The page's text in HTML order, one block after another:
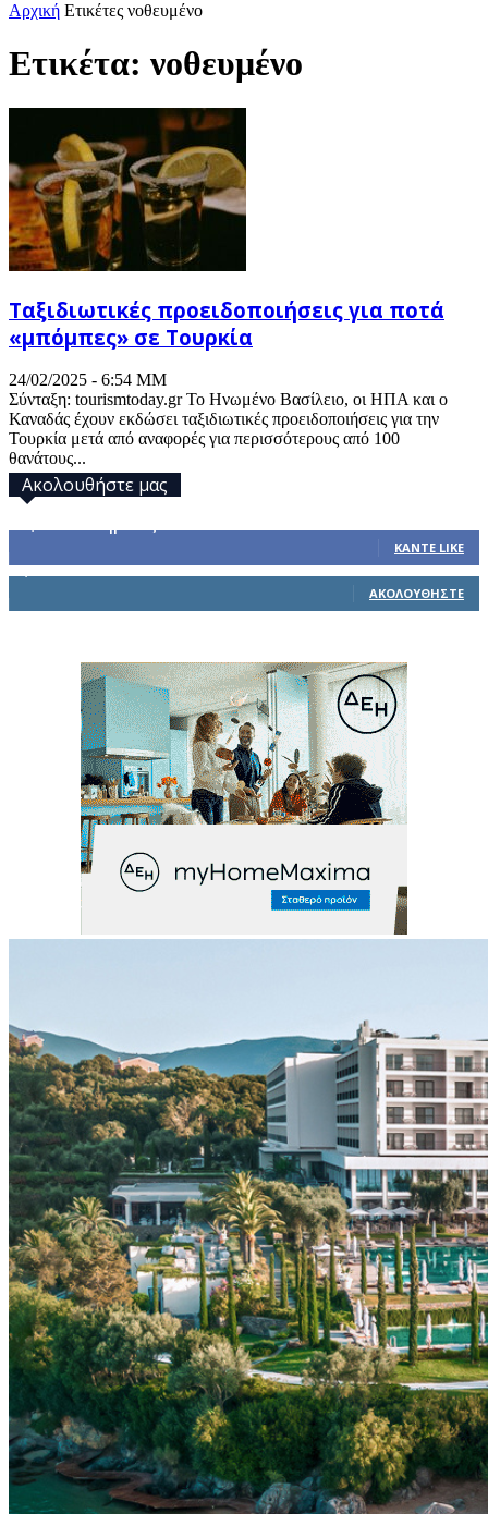
Αρχική Ετικέτες νοθευμένο
Ετικέτα: νοθευμένο
Ταξιδιωτικές προειδοποιήσεις για ποτά
«μπόμπες» σε Τουρκία
24/02/2025 - 6:54 ΜΜ
Σύνταξη: tourismtoday.gr Το Ηνωμένο Βασίλειο, οι ΗΠΑ και ο
Καναδάς έχουν εκδώσει ταξιδιωτικές προειδοποιήσεις για την
Τουρκία μετά από αναφορές για περισσότερους από 100
θανάτους...
Ακολουθήστε μας
ΚΆΝΤΕ LIKE
ΑΚΟΛΟΥΘΉΣΤΕ